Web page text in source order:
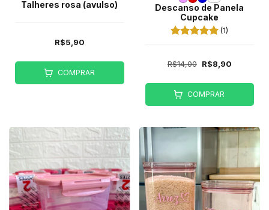
Talheres rosa (avulso)
R$5,90
COMPRAR
Descanso de Panela
Cupcake
(1)
R$14,00 R$8,90
COMPRAR